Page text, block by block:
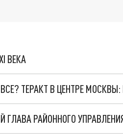
ВЕКА
ТЕРАКТ В ЦЕНТРЕ